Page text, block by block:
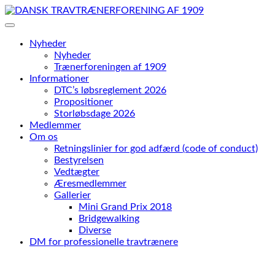
Skip
to
Nyheder
Nyheder
Trænerforeningen af 1909
Informationer
DTC’s løbsreglement 2026
Propositioner
Storløbsdage 2026
Medlemmer
Om os
Retningslinier for god adfærd (code of conduct)
Bestyrelsen
Vedtægter
Æresmedlemmer
Gallerier
Mini Grand Prix 2018
Bridgewalking
Diverse
DM for professionelle travtrænere